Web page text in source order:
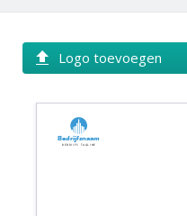
Gedrukte producten
Over
Blog
Logo toevoegen
Bedrijfsnaam
Bedrijfs tagline